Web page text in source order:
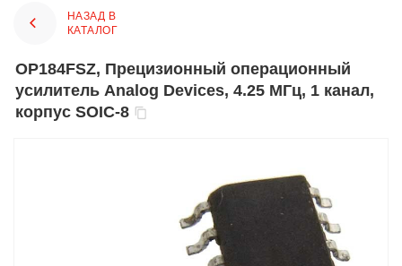
НАЗАД В
КАТАЛОГ
OP184FSZ, Прецизионный операционный
усилитель Analog Devices, 4.25 МГц, 1 канал,
корпус SOIC-8